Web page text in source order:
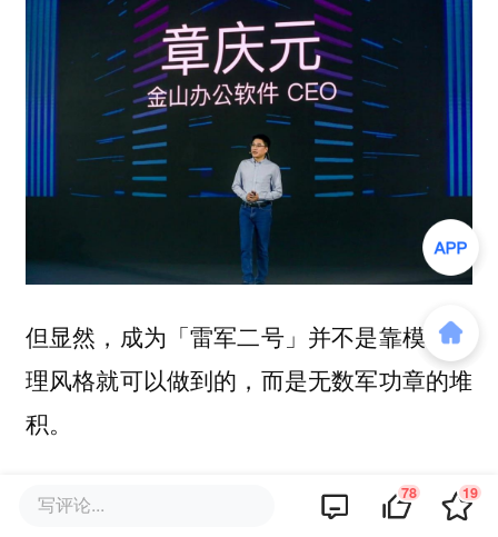
但显然，成为「雷军二号」并不是靠模仿管
理风格就可以做到的，而是无数军功章的堆
积。
某种程度上，金山办公账上的100多亿资金
写评论... 78 19